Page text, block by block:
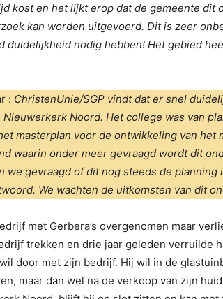
kost en het lijkt erop dat de gemeente dit
kan worden uitgevoerd. Dit is zeer
duidelijkheid nodig hebben! Het gebied
: ChristenUnie/SGP vindt dat er snel
Noord. Het college was van
masterplan voor de ontwikkeling van het
waarin onder meer gevraagd wordt dit
we gevraagd of dit nog steeds de planning
We wachten de uitkomsten van dit
met Gerbera’s overgenomen maar
trekken en drie jaar geleden verruilde
door met zijn bedrijf. Hij wil in de
maar dan wel na de verkoop van zijn